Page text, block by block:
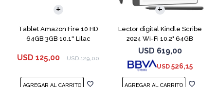
Tablet Amazon Fire 10 HD
64GB 3GB 10.1'' Lilac
USD 125,00 USD 129,00
Lector digital Kindle Scribe
2024 Wi-Fi 10.2" 64GB
Tungsten
USD 619,00
USD 526,15